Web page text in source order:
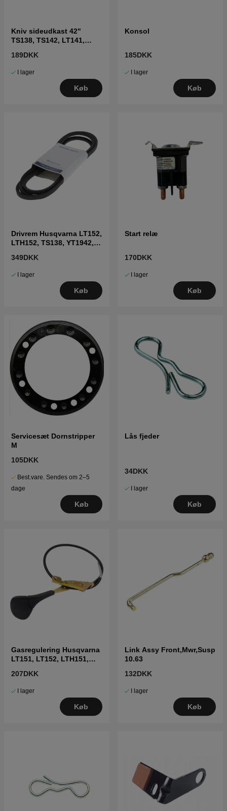
Kniv sideudkast 42"
TS138, TS142, LT141,
189DKK
I lager
Køb
Konsol
185DKK
I lager
Køb
Drivrem Husqvarna LT152,
LTH152, TS138, YT1942,
349DKK
I lager
Køb
Start relæ
170DKK
I lager
Køb
Servicesæt Dornstripper
M
105DKK
Best.vare. Sendes om 2–5
dage
Køb
Lås fjeder
34DKK
I lager
Køb
Gasregulering Husqvarna
LT151, LT152, LTH151,
207DKK
I lager
Køb
Link Assy Front,Mwr,Susp
10.63
132DKK
I lager
Køb